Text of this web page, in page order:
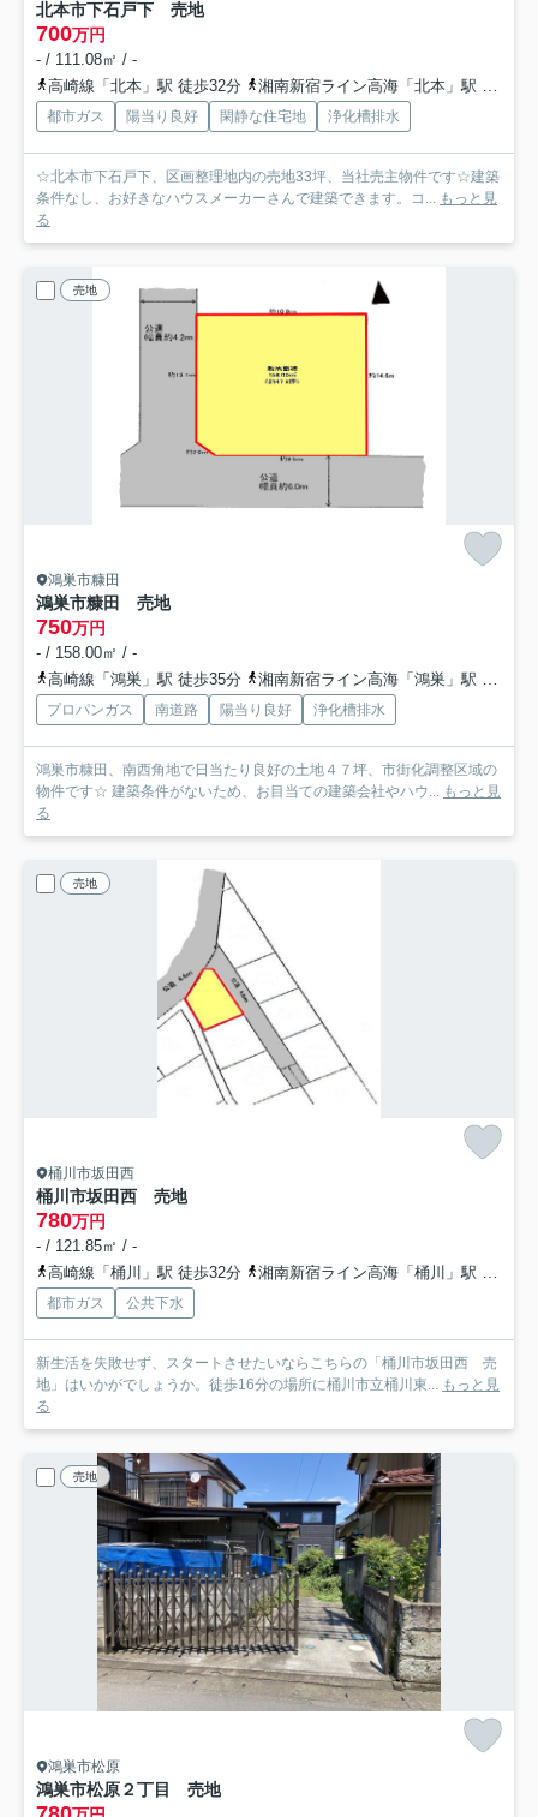
北本市下石戸下 売地
700万円
- / 111.08㎡ / -
高崎線「北本」駅 徒歩32分
湘南新宿ライン高海「北本」駅 徒歩32分
都市ガス 陽当り良好 閑静な住宅地 浄化槽排水
☆北本市下石戸下、区画整理地内の売地33坪、当社売主物件です☆建築
条件なし、お好きなハウスメーカーさんで建築できます。コ... もっと見
る
売地
鴻巣市糠田
鴻巣市糠田 売地
750万円
- / 158.00㎡ / -
高崎線「鴻巣」駅 徒歩35分
湘南新宿ライン高海「鴻巣」駅 徒歩35分
プロパンガス 南道路 陽当り良好 浄化槽排水
鴻巣市糠田、南西角地で日当たり良好の土地４７坪、市街化調整区域の
物件です☆ 建築条件がないため、お目当ての建築会社やハウ... もっと見
る
売地
桶川市坂田西
桶川市坂田西 売地
780万円
- / 121.85㎡ / -
高崎線「桶川」駅 徒歩32分
湘南新宿ライン高海「桶川」駅 徒歩32分
都市ガス 公共下水
新生活を失敗せず、スタートさせたいならこちらの「桶川市坂田西 売
地」はいかがでしょうか。徒歩16分の場所に桶川市立桶川東... もっと見
る
売地
鴻巣市松原
鴻巣市松原２丁目 売地